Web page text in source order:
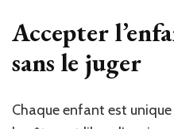
Accepter
sans le juger
Chaque enfant est